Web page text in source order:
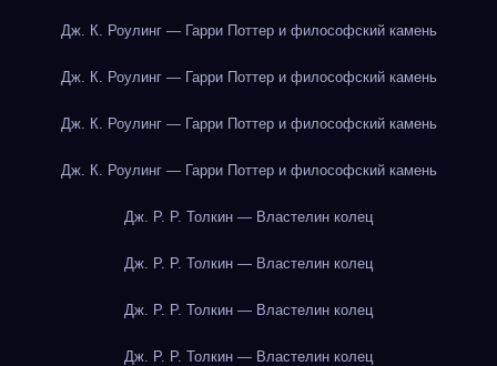
Дж. К. Роулинг — Гарри Поттер и философский камень
Дж. К. Роулинг — Гарри Поттер и философский камень
Дж. К. Роулинг — Гарри Поттер и философский камень
Дж. К. Роулинг — Гарри Поттер и философский камень
Дж. Р. Р. Толкин — Властелин колец
Дж. Р. Р. Толкин — Властелин колец
Дж. Р. Р. Толкин — Властелин колец
Дж. Р. Р. Толкин — Властелин колец